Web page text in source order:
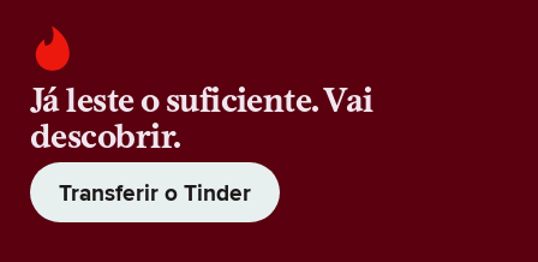
Já leste o suficiente. Vai
descobrir.
Transferir o Tinder